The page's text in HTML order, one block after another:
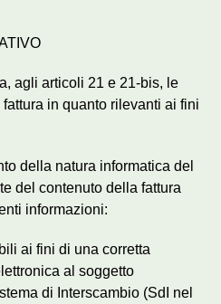
agli articoli 21 e 21-bis, le
in quanto rilevanti ai fini
della natura informatica del
del contenuto della fattura
informazioni:
ai fini di una corretta
al soggetto
di Interscambio (SdI nel